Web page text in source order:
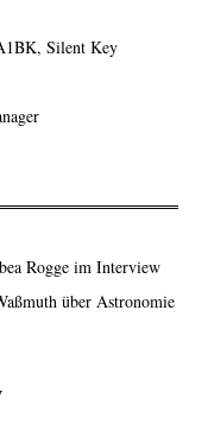
Silent Key
Rogge im Interview
über Astronomie